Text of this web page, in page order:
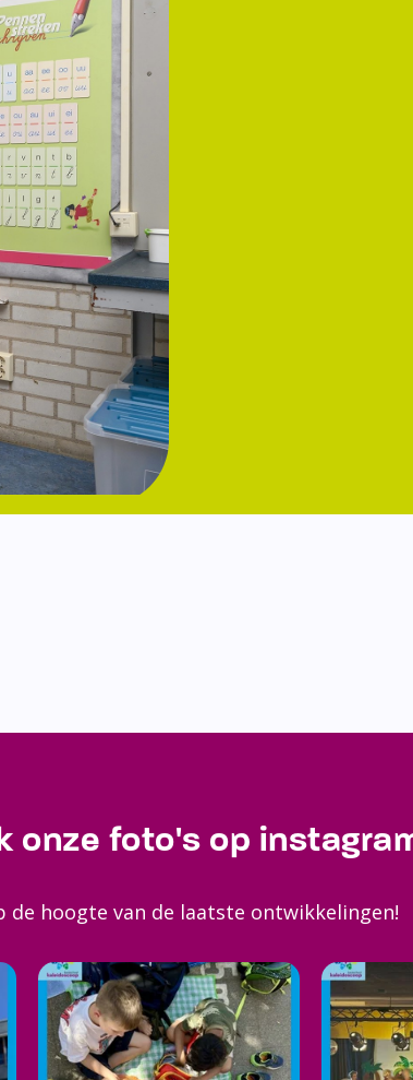
onze foto's op
de hoogte van de laatste ontwikkelingen!